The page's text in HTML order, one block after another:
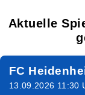
Aktuelle
FC
13.09.2026 11:30